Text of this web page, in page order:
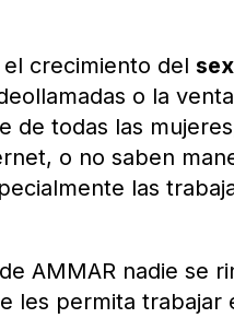
crecimiento del
o la
de todas las
o no saben
las
AMMAR nadie se
les permita trabajar